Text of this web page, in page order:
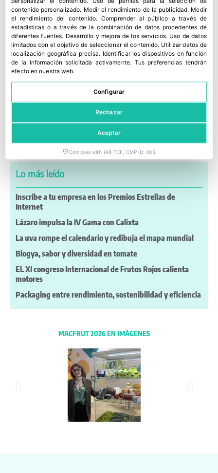
Lo más leído
Inscribe a tu empresa en los Premios Estrellas de
Internet
Lázaro impulsa la IV Gama con Calixta
La uva rompe el calendario y redibuja el mapa mundial
Biogya, sabor y diversidad en tomate
EL XI congreso Internacional de Frutos Rojos calienta
motores
Packaging entre rendimiento, sostenibilidad y eficiencia
MACFRUT 2026 EN IMÁGENES
contenido personalizado. Medir el rendimiento de la publicidad. Medir
el rendimiento del contenido.Comprender al público a través de
estadísticas o a través de la combinación de datos procedentes de
diferentes fuentes. Desarrollo y mejora de los servicios. Uso de datos
limitados con el objetivo de seleccionar el contenido. Utilizar datos de
localización geográfica precisa. Identificar los dispositivos en función
de la información solicitada activamente. Tus preferencias tendrán
efecto en nuestra web.
Configurar
Rechazar
Aceptar
Complies with IAB TCF, CMP ID: 405